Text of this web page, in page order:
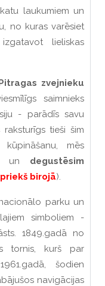
laukumiem un
no kuras varēsiet
lieliskas
zvejnieku
saimnieks
- parādīs savu
tieši šim
mēs
un degustēsim
birojā).
parku un
simboliem -
1849.gadā no
tornis, kurš par
šodien
navigācijas